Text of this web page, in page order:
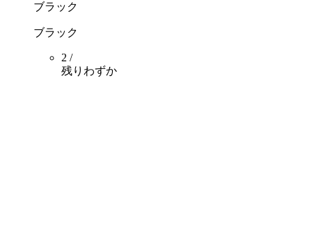
ブラック
ブラック
2 /
残りわずか